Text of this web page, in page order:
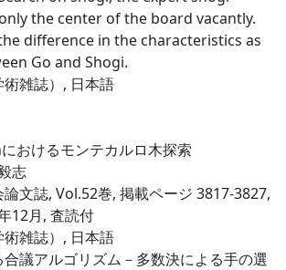
the center of the board vacantly.
difference in the characteristics as
Go and Shogi.
雑誌）, 日本語
おけるモンテカルロ木探索
志
文誌, Vol.52巻, 掲載ページ 3817-3827,
12月, 査読付
雑誌）, 日本語
議アルゴリズム－多数決による手の選